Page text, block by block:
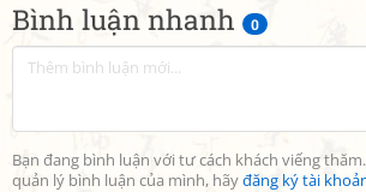
Bình luận nhanh 0
Bạn đang bình luận với tư cách khách viếng
quản lý bình luận của mình, hãyđăng ký tài